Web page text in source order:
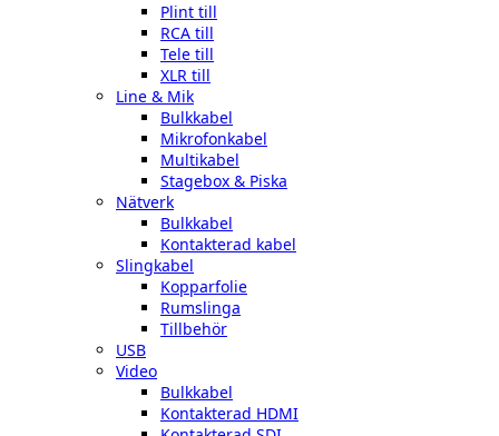
Plint till
RCA till
Tele till
XLR till
Line & Mik
Bulkkabel
Mikrofonkabel
Multikabel
Stagebox & Piska
Nätverk
Bulkkabel
Kontakterad kabel
Slingkabel
Kopparfolie
Rumslinga
Tillbehör
USB
Video
Bulkkabel
Kontakterad HDMI